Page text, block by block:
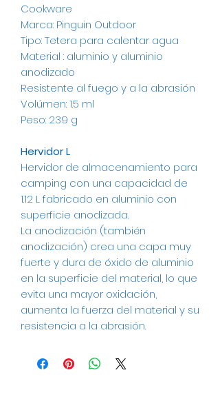
Cookware
Marca: Pinguin Outdoor
Tipo: Tetera para calentar agua
Material : aluminio y aluminio
anodizado
Resistente al fuego y a la abrasión
Volúmen: 1.5 ml
Peso: 239 g
Hervidor L
Hervidor de almacenamiento para
camping con una capacidad de
1.12 L fabricado en aluminio con
superficie anodizada.
La anodización (también
anodización) crea una capa muy
fuerte y dura de óxido de aluminio
en la superficie del material, lo que
evita una mayor oxidación,
aumenta la fuerza del material y su
resistencia a la abrasión.